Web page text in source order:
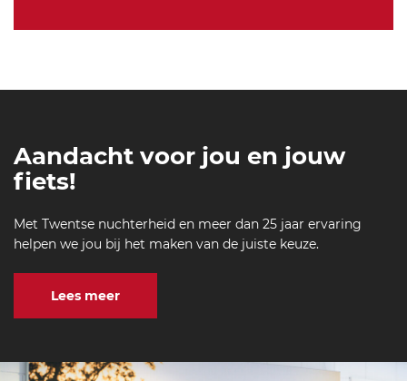
Aandacht voor jou en jouw
fiets!
Met Twentse nuchterheid en meer dan 25 jaar ervaring
helpen we jou bij het maken van de juiste keuze.
Lees meer